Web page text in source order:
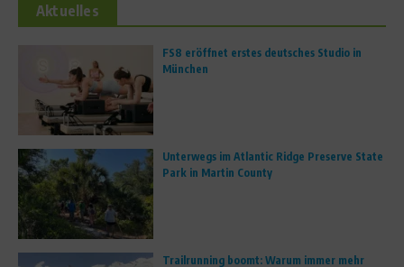
Aktuelles
FS8 eröffnet erstes deutsches Studio in
München
Unterwegs im Atlantic Ridge Preserve State
Park in Martin County
Trailrunning boomt: Warum immer mehr